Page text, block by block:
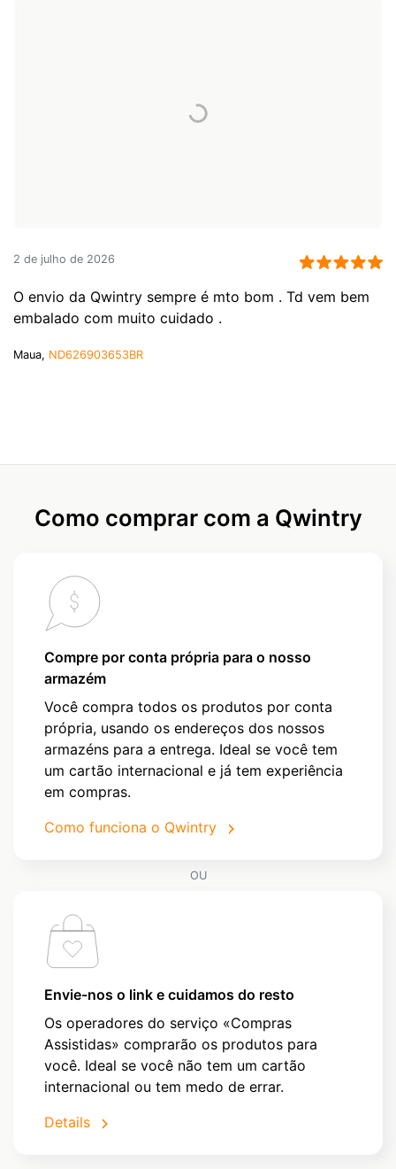
2 de julho de 2026
O envio da Qwintry sempre é mto bom . Td vem bem
embalado com muito cuidado .
Maua, ND626903653BR
Como comprar com a Qwintry
Compre por conta própria para o nosso
armazém
Você compra todos os produtos por conta
própria, usando os endereços dos nossos
armazéns para a entrega. Ideal se você tem
um cartão internacional e já tem experiência
em compras.
Como funciona o Qwintry
OU
Envie-nos o link e cuidamos do resto
Os operadores do serviço «Compras
Assistidas» comprarão os produtos para
você. Ideal se você não tem um cartão
internacional ou tem medo de errar.
Details